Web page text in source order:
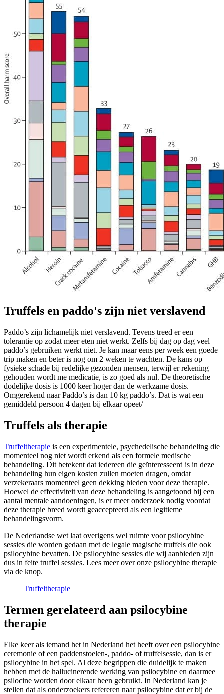
Truffels en paddo's zijn niet verslavend
Paddo’s zijn lichamelijk niet verslavend. Tevens treed er een
tolerantie op zodat meer eten niet werkt. Zelfs bij dag op dag veel
paddo’s gebruiken werkt niet. Je kan maar eens per week een goede
trip maken en beter is nog om 2 weken te wachten. De kans op
fysieke schade bij redelijke gezonden mensen, terwijl er rekening
gehouden wordt me medicatie, is zo goed als nul. De theoretische
dodelijke dosis is 1000 keer hoger dan de werkzame dosis.
Omgerekend naar Paddo’s is dan 10 kg paddo’s. Dat is wat een
gemiddeld persoon 4 dagen bij elkaar opeet/
Truffels als therapie
Truffeltherapie is een experimentele, psychedelische behandeling die
momenteel nog niet wordt erkend als een formele medische
behandeling. Dit betekent dat iedereen die geïnteresseerd is in deze
behandeling hun eigen kosten zullen moeten dragen, omdat
verzekeraars momenteel geen dekking bieden voor deze therapie.
Hoewel de effectiviteit van deze behandeling is aangetoond bij een
aantal mentale aandoeningen, is er meer onderzoek nodig voordat
deze therapie breed wordt geaccepteerd als een legitieme
behandelingsvorm.
De Nederlandse wet laat overigens wel ruimte voor psilocybine
sessies die worden gedaan met de legale magische truffels die ook
psilocybine bevatten. De psilocybine sessies die wij aanbieden zijn
dus in feite truffel sessies. Lees meer over onze psilocybine therapie
via de knop.
Truffeltherapie
Termen gerelateerd aan psilocybine
therapie
Elke keer als iemand het in Nederland het heeft over een psilocybine
ceremonie of een paddenstoelen-, paddo- of truffelsessie, dan is er
psilocybine in het spel. Al deze begrippen die duidelijk te maken
hebben met de hallucinerende werking van psilocybine en daarmee
psilocine worden door elkaar heen gebruikt. In Nederland kan je
stellen dat als onderzoekers refereren naar psilocybine dat er bij de